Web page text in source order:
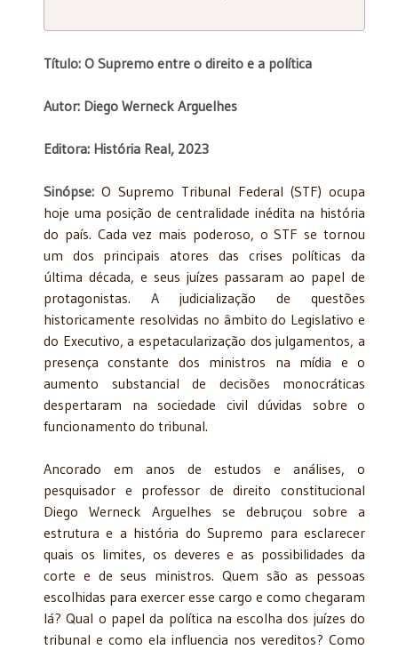
Título: O Supremo entre o direito e a política
Autor: Diego Werneck Arguelhes
Editora: História Real, 2023
Sinópse: O Supremo Tribunal Federal (STF) ocupa
hoje uma posição de centralidade inédita na história
do país. Cada vez mais poderoso, o STF se tornou
um dos principais atores das crises políticas da
última década, e seus juízes passaram ao papel de
protagonistas. A judicialização de questões
historicamente resolvidas no âmbito do Legislativo e
do Executivo, a espetacularização dos julgamentos, a
presença constante dos ministros na mídia e o
aumento substancial de decisões monocráticas
despertaram na sociedade civil dúvidas sobre o
funcionamento do tribunal.
Ancorado em anos de estudos e análises, o
pesquisador e professor de direito constitucional
Diego Werneck Arguelhes se debruçou sobre a
estrutura e a história do Supremo para esclarecer
quais os limites, os deveres e as possibilidades da
corte e de seus ministros. Quem são as pessoas
escolhidas para exercer esse cargo e como chegaram
lá? Qual o papel da política na escolha dos juízes do
tribunal e como ela influencia nos vereditos? Como